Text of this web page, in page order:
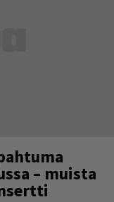
– muista